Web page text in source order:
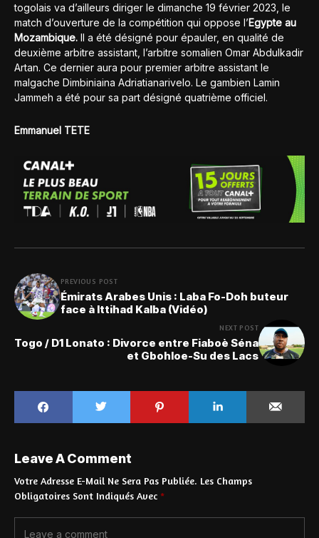
togolais va d’ailleurs diriger le dimanche 19 février 2023, le
match d’ouverture de la compétition qui oppose l’Egypte au
Mozambique. Il a été désigné pour épauler, en qualité de
deuxième arbitre assistant, l’arbitre somalien Omar Abdulkadir
Artan. Ce dernier aura pour premier arbitre assistant le
malgache Dimbiniaina Adriatianarivelo. Le gambien Lamin
Jammeh a été pour sa part désigné quatrième officiel.
Emmanuel TETE
PREVIOUS POST
Émirats Arabes Unis : Laba Fo-Doh buteur
face à Ittihad Kalba (Vidéo)
NEXT POST
Togo / D1 Lonato : Divorce entre Fiaboè Séna
et Gbohloe-Su des Lacs
Leave A Comment
Votre Adresse E-Mail Ne Sera Pas Publiée. Les Champs
Obligatoires Sont Indiqués Avec *